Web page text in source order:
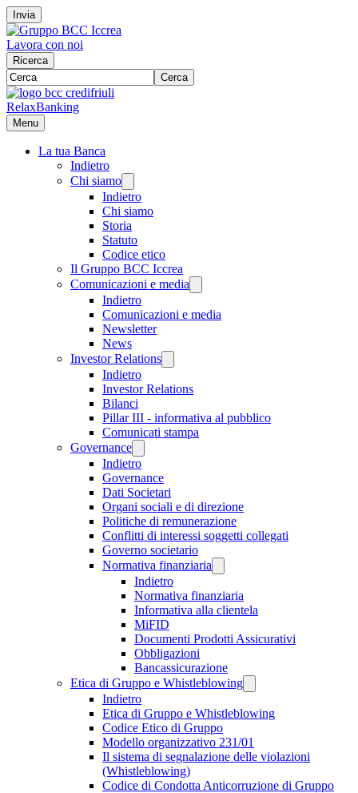
Invia
Lavora con noi
Ricerca
Cerca
RelaxBanking
Menu
La tua Banca
Indietro
Chi siamo
Indietro
Chi siamo
Storia
Statuto
Codice etico
Il Gruppo BCC Iccrea
Comunicazioni e media
Indietro
Comunicazioni e media
Newsletter
News
Investor Relations
Indietro
Investor Relations
Bilanci
Pillar III - informativa al pubblico
Comunicati stampa
Governance
Indietro
Governance
Dati Societari
Organi sociali e di direzione
Politiche di remunerazione
Conflitti di interessi soggetti collegati
Governo societario
Normativa finanziaria
Indietro
Normativa finanziaria
Informativa alla clientela
MiFID
Documenti Prodotti Assicurativi
Obbligazioni
Bancassicurazione
Etica di Gruppo e Whistleblowing
Indietro
Etica di Gruppo e Whistleblowing
Codice Etico di Gruppo
Modello organizzativo 231/01
Il sistema di segnalazione delle violazioni
(Whistleblowing)
Codice di Condotta Anticorruzione di Gruppo